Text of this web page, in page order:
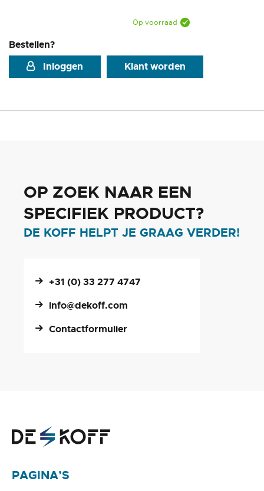
Op voorraad
Bestellen?
Inloggen
Klant worden
OP ZOEK NAAR EEN
SPECIFIEK PRODUCT?
DE KOFF HELPT JE GRAAG VERDER!
+31 (0) 33 277 4747
info@dekoff.com
Contactformulier
PAGINA’S